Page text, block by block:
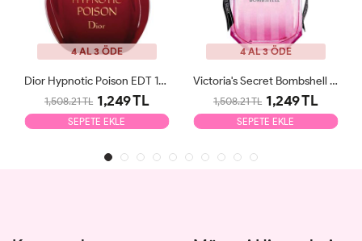
4 AL 3 ÖDE
Dior Hypnotic Poison EDT 100ml Kadın Parfüm Tester
1,508.21 TL 1,249 TL
SEPETE EKLE
4 AL 3 ÖDE
Victoria's Secret Bombshell EDP 100ml Kadın Parfüm Tester
1,508.21 TL 1,249 TL
SEPETE EKLE